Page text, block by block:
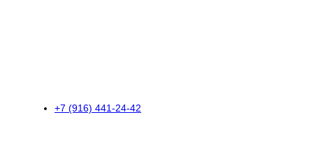
+7 (916) 441-24-42